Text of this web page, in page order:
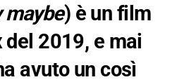
maybe) è un film
2019, e mai
avuto un così